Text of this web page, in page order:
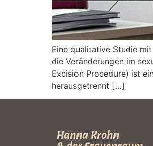
Eine qualitative Studie
die Veränderungen im
Excision Procedure) ist
herausgetrennt […]
Hanna Krohn